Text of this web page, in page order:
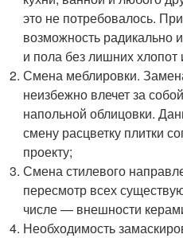
это не потребовалось.
возможность радикально
и пола без лишних хлопот
Смена меблировки.
неизбежно влечет за
напольной облицовки.
смену расцветку плитки
проекту;
Смена стилевого
пересмотр всех
числе — внешности
Необходимость